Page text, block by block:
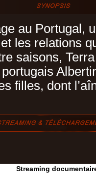
au Portugal,
les relations
saisons,
filles, dont
Streaming